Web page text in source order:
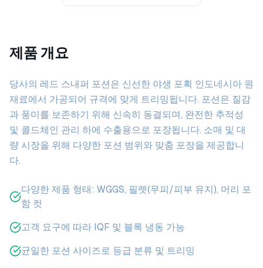
제품 개요
당사의 레드 스내퍼 포션은 신선한 야생 포획 인도네시아 원
재료에서 가공되어 규격에 맞게 트리밍됩니다. 포션은 질감
과 풍미를 보존하기 위해 신속히 동결되며, 완전한 추적성
및 콜드체인 관리 하에 수출용으로 포장됩니다. 소매 및 대
량 시장을 위해 다양한 포션 범위와 맞춤 포장을 제공합니
다.
다양한 제품 형태: WGGS, 필렛(무피/피부 유지), 머리 포
함 컷
고객 요구에 따라 IQF 및 블록 냉동 가능
균일한 포션 사이즈로 등급 분류 및 트리밍